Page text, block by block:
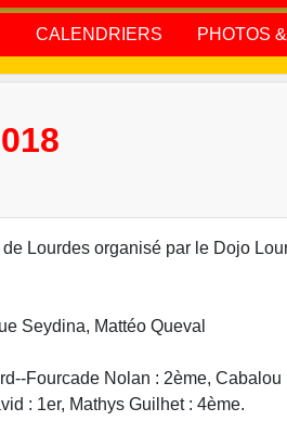
CALENDRIERS PHOTOS
Lourdes organisé par le Dojo
Seydina, Mattéo Queval
Fourcade Nolan : 2ème,
: 1er, Mathys Guilhet : 4ème.